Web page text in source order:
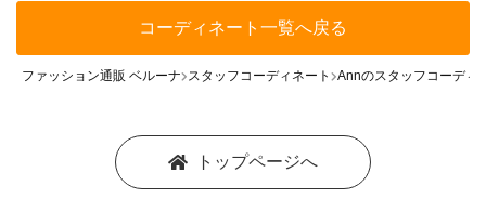
コーディネート一覧へ戻る
ファッション通販 ベルーナ スタッフコーディネート Annのスタッフコーディ
トップページへ